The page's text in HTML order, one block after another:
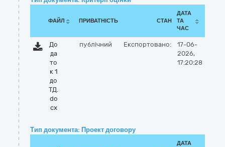
ФАЙЛ ПРИВАТНІСТЬ СТАН
ДАТА
ТА
ЧАС
До
да
то
к 1
до
ТД.
do
cx
публічний Експортовано:
17-06-
2026,
17:20:28
Тип документа: Проект договору
ДАТА